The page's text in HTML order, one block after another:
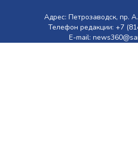
Адрес: Петрозаводск, пр.
Телефон редакции: +7
E-mail: